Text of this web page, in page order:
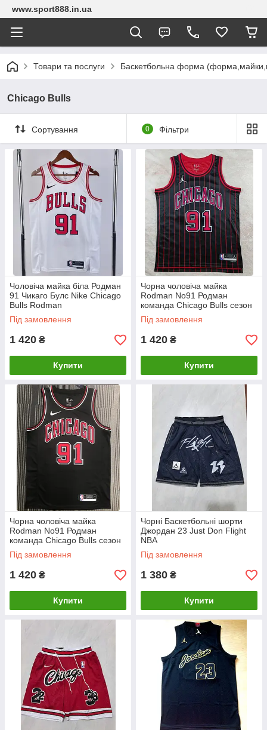
www.sport888.in.ua
Товари та послуги Баскетбольна форма
Chicago Bulls
Сортування 0 Фільтри
Чоловіча майка біла Родман
91 Чикаго Булс Nike Chicago
Bulls Rodman
Під замовлення
1 420 ₴
Купити
Чорна чоловіча майка
Rodman No91 Родман
команда Chicago Bulls сезон
1996-1996 JORDAN Dri-Fit
Під замовлення
1 420 ₴
Купити
Чорна чоловіча майка
Rodman No91 Родман
команда Chicago Bulls сезон
1996-1996 NIKE Dri-Fit
Під замовлення
1 420 ₴
Купити
Чорні Баскетбольні шорти
Джордан 23 Just Don Flight
NBA
Під замовлення
1 380 ₴
Купити